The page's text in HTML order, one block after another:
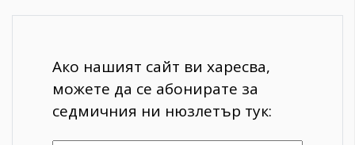
Ако нашият сайт ви харесва,
можете да се абонирате за
седмичния ни нюзлетър тук: